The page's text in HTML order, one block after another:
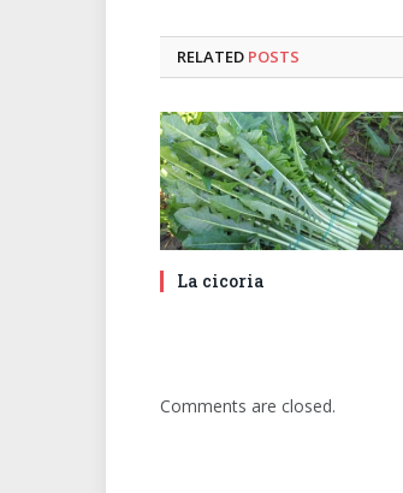
RELATED POSTS
La cicoria
Comments are closed.